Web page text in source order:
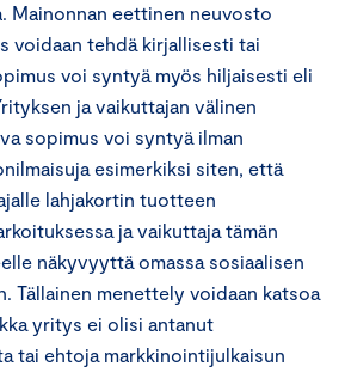
Mainonnan eettinen neuvosto
voidaan tehdä kirjallisesti tai
voi syntyä myös hiljaisesti eli
ja vaikuttajan välinen
sopimus voi syntyä ilman
esimerkiksi siten, että
lahjakortin tuotteen
ja vaikuttaja tämän
näkyvyyttä omassa sosiaalisen
Tällainen menettely voidaan katsoa
yritys ei olisi antanut
tai ehtoja markkinointijulkaisun